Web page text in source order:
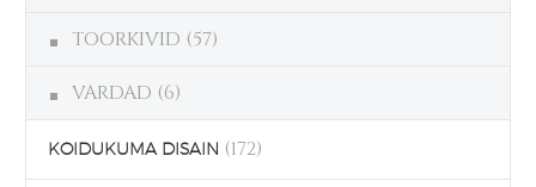
TOORKIVID (57)
VARDAD (6)
KOIDUKUMA DISAIN (172)